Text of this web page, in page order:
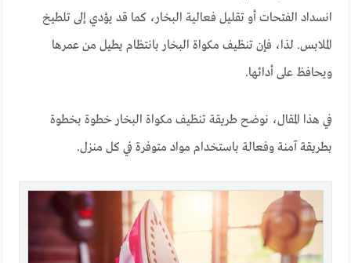
انسداد الفتحات أو تقليل فعالية البخار، كما قد يؤدي إلى تلطيخ
الملابس. لذا، فإن تنظيف مكواة البخار بانتظام يطيل من عمرها
ويحافظ على أدائها.
في هذا المقال، نوضح طريقة تنظيف مكواة البخار خطوة بخطوة
بطريقة آمنة وفعالة باستخدام مواد متوفرة في كل منزل.